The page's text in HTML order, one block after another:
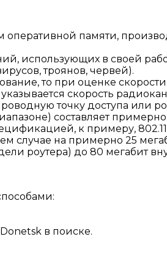
оперативной памяти,
использующих в своей
троянов, червей).
то при оценке
скорость
точку доступа или
составляет
к примеру,
случае на примерно 25
роутера) до 80 мегабит
в поиске.